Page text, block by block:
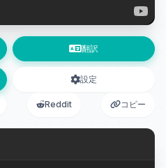
翻訳
設定
Reddit コピー